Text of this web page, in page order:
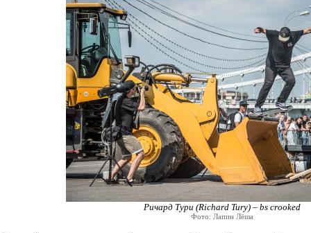
Ричард Тури (Richard Tury) – bs crooked
Фото: Лапин Лёша